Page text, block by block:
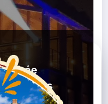
soirée
à ne pas